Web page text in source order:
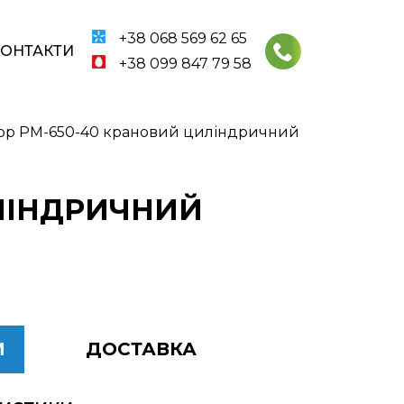
+38 068 569 62 65
+38 099 847 79 58
РМ-650-40 крановий циліндричний
ДОСТАВКА